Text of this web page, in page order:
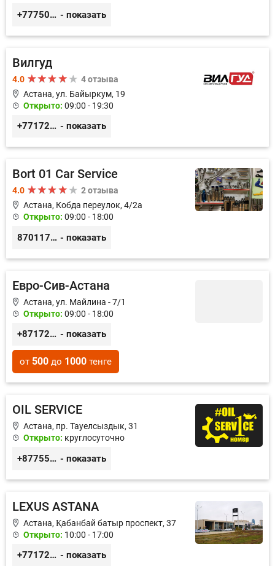
+77750070775 - показать
Вилгуд
4.0
4 отзыва
Астана, ул. Байыркум, 19
Открыто: 09:00 - 19:30
+77172978380 - показать
Bort 01 Car Service
4.0
2 отзыва
Астана, Кобда переулок, 4/2а
Открыто: 09:00 - 18:00
87011754444 - показать
Евро-Сив-Астана
Астана, ул. Майлина - 7/1
Открыто: 09:00 - 18:00
+87172360186 - показать
от 500 до 1000 тенге
OIL SERVICE
Астана, пр. Тауелсыздык, 31
Открыто: круглосуточно
+87755511396 - показать
LEXUS ASTANA
Астана, ​Қабанбай батыр проспект, 37
Открыто: 10:00 - 17:00
+77172577474 - показать